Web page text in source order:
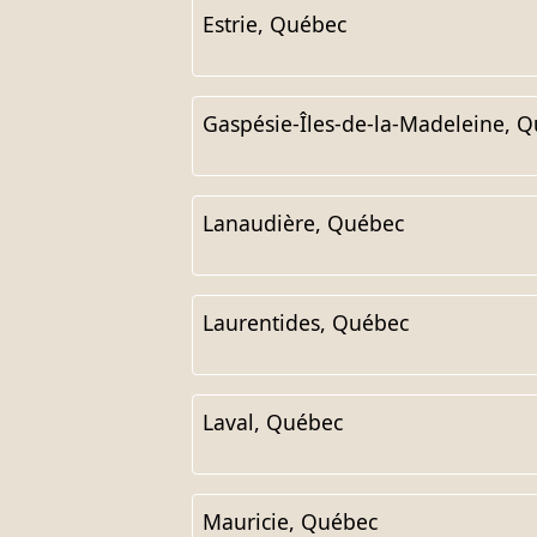
Estrie, Québec
Gaspésie-Îles-de-la-Madeleine,
Lanaudière, Québec
Laurentides, Québec
Laval, Québec
Mauricie, Québec